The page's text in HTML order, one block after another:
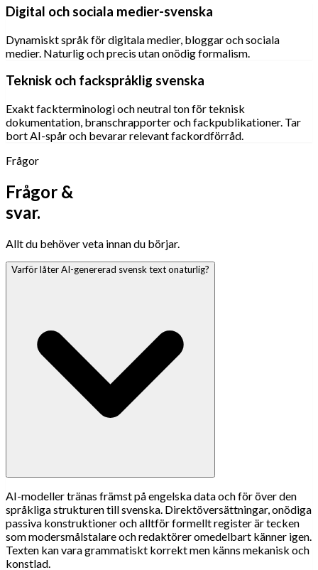
Digital och sociala medier-svenska
Dynamiskt språk för digitala medier, bloggar och sociala
medier. Naturlig och precis utan onödig formalism.
Teknisk och fackspråklig svenska
Exakt fackterminologi och neutral ton för teknisk
dokumentation, branschrapporter och fackpublikationer. Tar
bort AI-spår och bevarar relevant fackordförråd.
Frågor
Frågor &
svar.
Allt du behöver veta innan du börjar.
Varför låter AI-genererad svensk text onaturlig?
AI-modeller tränas främst på engelska data och för över den
språkliga strukturen till svenska. Direktöversättningar, onödiga
passiva konstruktioner och alltför formellt register är tecken
som modersmålstalare och redaktörer omedelbart känner igen.
Texten kan vara grammatiskt korrekt men känns mekanisk och
konstlad.